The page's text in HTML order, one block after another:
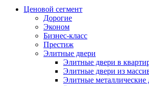
Ценовой сегмент
Дорогие
Эконом
Бизнес-класс
Престиж
Элитные двери
Элитные двери в
Элитные двери из
Элитные металлические